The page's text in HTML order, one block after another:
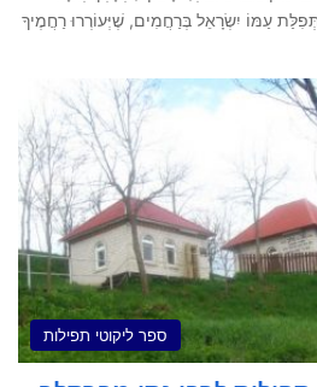
תְּפִלַּת עַמּוֹ יִשְׂרָאֵל בְּרַחֲמִים, שֶׁיְּעוֹרְרוּ רַחֲמֶיךָ
ספר ליקוטי תפילות